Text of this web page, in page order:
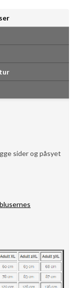
sider og påsyet